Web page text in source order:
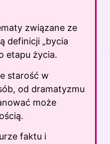
związane ze
definicji „bycia
etapu życia.
starość w
od dramatyzmu
może
faktu i